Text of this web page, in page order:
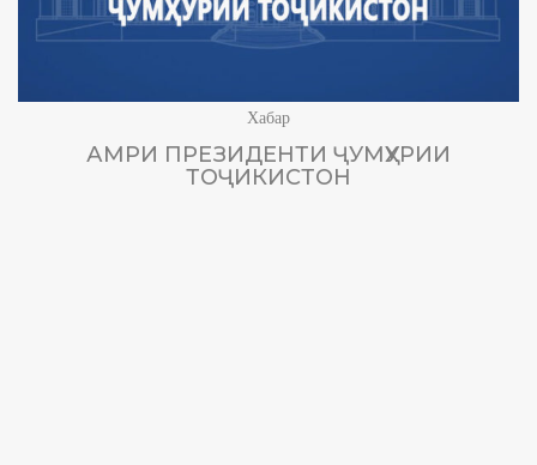
Хабар
АМРИ ПРЕЗИДЕНТИ ҶУМҲУРИИ
ТОҶИКИСТОН